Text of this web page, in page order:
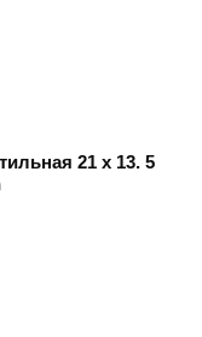
21 х 13. 5